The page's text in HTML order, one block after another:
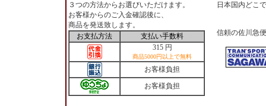
３つの方法からお選びいただけます。
お客様からのご入金確認後に、
商品を発送致します。
お支払方法
支払い手数料
315 円
商品5000円以上で無料
お客様負担
お客様負担
日本国内どこ
信頼の佐川急